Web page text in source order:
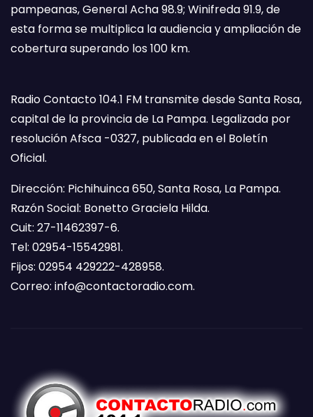
pampeanas, General Acha 98.9; Winifreda 91.9, de
esta forma se multiplica la audiencia y ampliación de
cobertura superando los 100 km.
Radio Contacto 104.1 FM transmite desde Santa Rosa,
capital de la provincia de La Pampa. Legalizada por
resolución Afsca -0327, publicada en el Boletín
Oficial.
Dirección: Pichihuinca 650, Santa Rosa, La Pampa.
Razón Social: Bonetto Graciela Hilda.
Cuit: 27-11462397-6.
Tel: 02954-15542981.
Fijos: 02954 429222-428958.
Correo: info@contactoradio.com.